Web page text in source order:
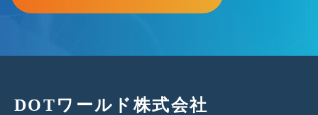
DOTワールド株式会社